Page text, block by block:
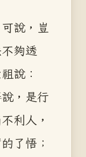
說，豈
夠透
說：
，是行
利人，
了悟；